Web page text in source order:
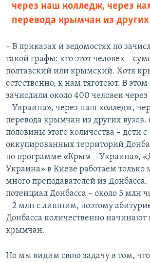
через наш колледж, через
перевода крымчан из других
– В приказах и ведомостях по
такой графы: кто этот человек –
полтавский или крымский. Хотя
естественно, к нам тяготеют. В
зачислили около 400 человек
– Украина», через наш колледж,
перевода крымчан из других вузов.
половины этого количества – дети с
оккупированных территорий
по программе «Крым – Украина»,
Украина» в Киеве работаем только
много преподавателей из
потенциал Донбасса – около 5 млн
– 2 млн с лишним, поэтому
Донбасса количественно
крымчан.
Но мы видим свою задачу в том,